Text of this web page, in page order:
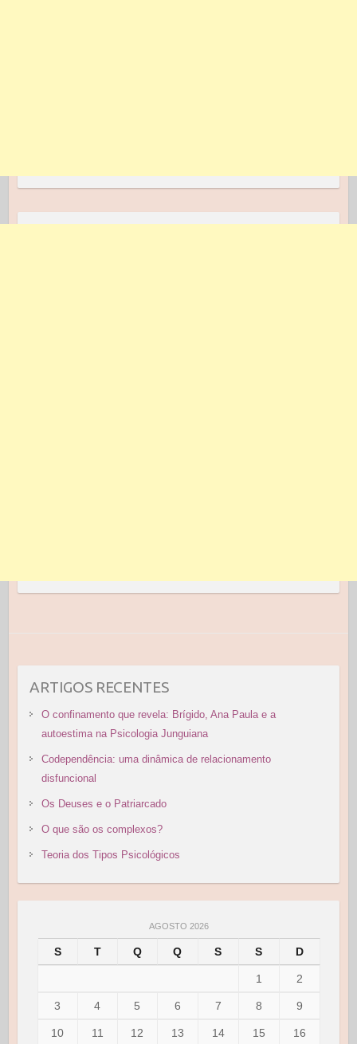
ARTIGOS RECENTES
O confinamento que revela: Brígido, Ana Paula e a
autoestima na Psicologia Junguiana
Codependência: uma dinâmica de relacionamento
disfuncional
Os Deuses e o Patriarcado
O que são os complexos?
Teoria dos Tipos Psicológicos
AGOSTO 2026
S T Q Q S S D
1 2
3 4 5 6 7 8 9
10 11 12 13 14 15 16